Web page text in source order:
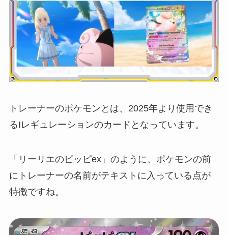
トレーナーのポケモンとは、2025年より使用でき
るIレギュレーションのカードとなっています。
「リーリエのピッピex」のように、ポケモンの前
にトレーナーの名前がテキストに入っている点が
特徴ですね。